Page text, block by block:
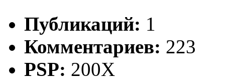
Публикаций: 1
Комментариев: 223
PSP: 200X